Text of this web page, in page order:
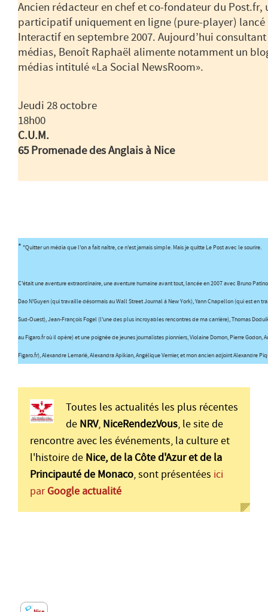
Ancien rédacteur en chef et co-fondateur du Post.fr,
participatif uniquement en ligne (pure-player) lancé
Interactif en septembre 2007. Aujourd’hui
médias, Benoît Raphaël alimente notamment un
médias intitulé «La Social NewsRoom».
Jeudi 28 octobre
18h00
C.U.M.
65 Promenade des Anglais à Nice
* "Quitter un média que l'on a fait naître, ce n'est jamais simple. Mais je quitte Le Post avec le sourire.
C'était une aventure extraordinaire, une aventure humaine avant tout, lancée en 2007 avec Bruno
Dao N'Guyen (qui travaille désormais au Wall Street Journal à New York), Yann Chapellon (qui est en
Sud-Ouest), Jean-François Fogel (l'une des plus incroyables rencontres de ma carrière), Thomas
au Figaro.fr où il opère) et une poignée de jeunes journalistes pionniers, Violaine Domon, Pierre Godon,
Figaro.fr), Alexandre Lemarié, Alexandra Apikian, Angélique Vernier, et mon ancien adjoint Alexandre
Toutes les actualités les plus récentes
de NRV, NiceRendezVous, le site de
rencontre avec les événements, la culture et
l'histoire de Nice, de la Côte d'Azur et de la
Principauté de Monaco, sont présentées ici
par Google actualité